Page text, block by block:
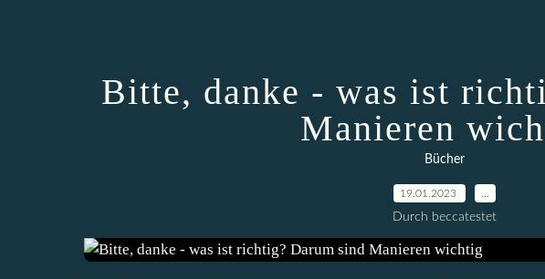
Bitte, danke - was ist
Manieren
Bücher
19.01.2023
Durch beccatestet